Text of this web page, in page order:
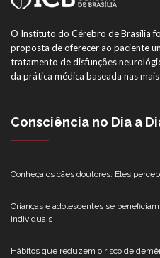
O Instituto do Cérebro de Brasília
proposta de oferecer ao paciente
tratamento de disfunções
da prática médica baseada nas
Consciência no Dia a
Conheça os cães doutores. Eles
Crianças e adolescentes se
individuais
Hábitos que reduzem o risco de